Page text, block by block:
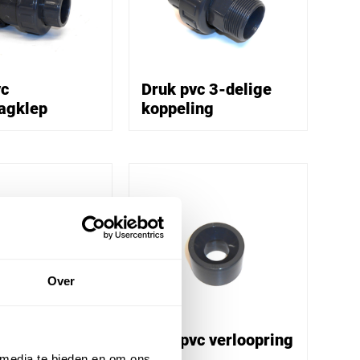
Over
Druk pvc 3-delige
koppeling
Druk pvc verloopring